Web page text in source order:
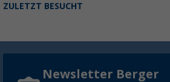
ZULETZT BESUCHT
Newsletter Berger